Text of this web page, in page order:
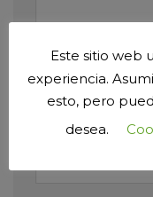
Nombre*
Este sitio web
experiencia.
esto, pero
desea.